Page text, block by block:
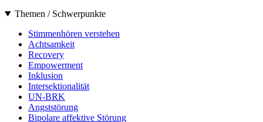
Themen / Schwerpunkte
Stimmenhören verstehen
Achtsamkeit
Recovery
Empowerment
Inklusion
Intersektionalität
UN-BRK
Angststörung
Bipolare affektive Störung